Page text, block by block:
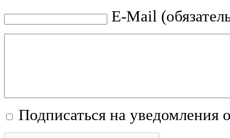
E-Mail
Подписаться на уведомления